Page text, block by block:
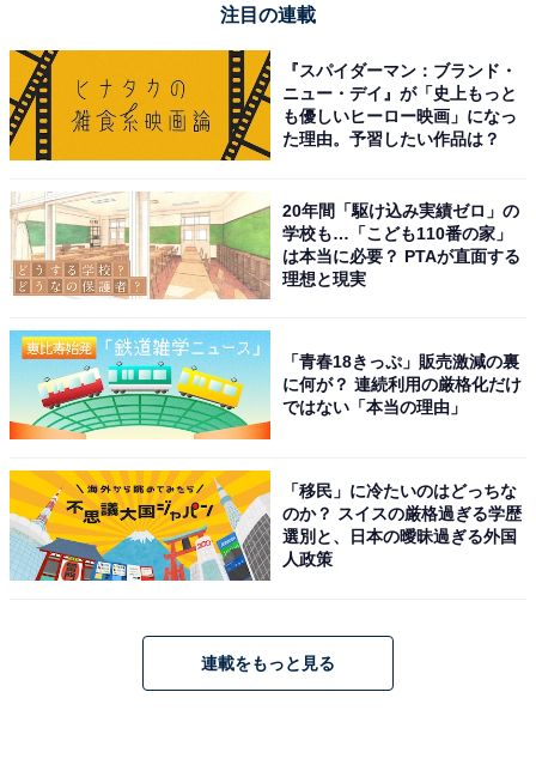
さっぱりとした味わいがお正月らしくて好きだから」
寿司』として食べるのが最高です」（40代男性／神奈川
県）といった声が集まりました。
※回答者からのコメントは原文ママです
次ページ 11位までのランキング結果を見る
注目の連載
『スパイダーマン：ブランド・
ニュー・デイ』が「史上もっと
も優しいヒーロー映画」になっ
た理由。予習したい作品は？
20年間「駆け込み実績ゼロ」の
学校も…「こども110番の家」
は本当に必要？ PTAが直面する
理想と現実
「青春18きっぷ」販売激減の裏
に何が？ 連続利用の厳格化だけ
ではない「本当の理由」
「移民」に冷たいのはどっちな
のか？ スイスの厳格過ぎる学歴
選別と、日本の曖昧過ぎる外国
人政策
連載をもっと見る